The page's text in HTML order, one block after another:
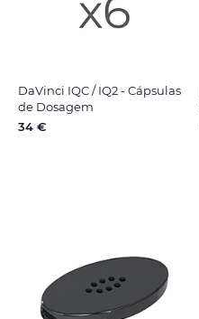
DaVinci IQC / IQ2 - Cápsulas
de Dosagem
34 €